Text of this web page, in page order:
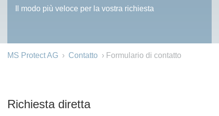
Il modo più veloce per la vostra richiesta
MS Protect AG › Contatto › Formulario di contatto
Richiesta diretta